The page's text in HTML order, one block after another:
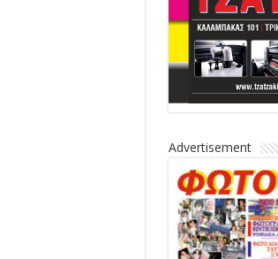
Advertisement